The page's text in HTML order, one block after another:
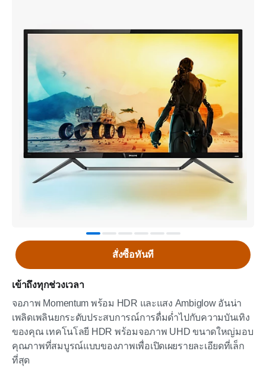
เข้าถึงทุกช่วงเวลา
จอภาพ Momentum พร้อม HDR และแสง Ambiglow อันน่า
เพลิดเพลินยกระดับประสบการณ์การดื่มด่ำไปกับความบันเทิง
ของคุณ เทคโนโลยี HDR พร้อมจอภาพ UHD ขนาดใหญ่มอบ
คุณภาพที่สมบูรณ์แบบของภาพเพื่อเปิดเผยรายละเอียดที่เล็ก
ที่สุด
สั่งซื้อทันที